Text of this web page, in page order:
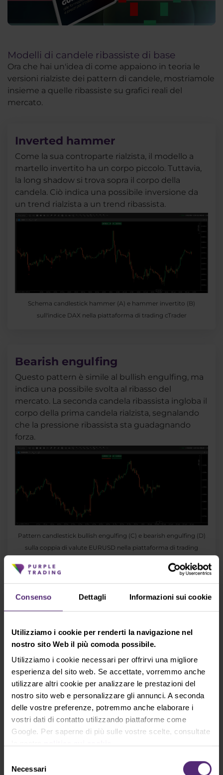
Consenso Dettagli Informazioni sui cookie
Utilizziamo i cookie per renderti la navigazione nel
nostro sito Web il più comoda possibile.
Utilizziamo i cookie necessari per offrirvi una migliore
esperienza del sito web. Se accettate, vorremmo anche
utilizzare altri cookie per analizzare le prestazioni del
nostro sito web e personalizzare gli annunci. A seconda
delle vostre preferenze, potremmo anche elaborare i
vostri dati di contatto utilizzando piattaforme come
Google. Per saperne di più sulle vostre scelte, consultate
delNecessari
Modelli di candele ribassiste di base
Ora che hai un'idea di come appaiono in teoria le
versioni rialziste dei pattern di candele, mostriamole
insieme a quelle ribassiste su grafici reali del
mercato.
Inverted hammer
Come la sua controparte rialzista, il modello a
martello invertito ha un corpo piccolo. Tuttavia,
la long shadow si trova sopra il corpo della
candela. Ciò indica una possibile inversione da
un trend rialzista a un trend ribassista.
Schema candlestick hammer (A) e hammer invertito (B)
sull'indice DAX nella piattaforma di trading cTrader
Bearish engulfing
Questo pattern è simile al bullish engulfing, ma
indica una possibile svolta al ribasso del
mercato. La seconda candela ribassista ingloba il
corpo della prima candela rialzista, segnalando
che la pressione ribassista sta guadagnando
forza.
Pattern candlestick bullish engulfing (C) e bearish engulfing (D)
sulla coppia di valute EURUSD nella piattaforma di trading
composto da tre candele. Inizia con una lunga
candela rialzista, seguita da una piccola candela
con un prezzo di apertura vicino al prezzo di
chiusura della prima candela e infine arriva una
lunga candela ribassista. Il modello evening star
indica una possibile inversione da un trend
rialzista a un trend ribassista.